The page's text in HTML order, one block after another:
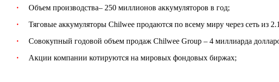
·
Объем производства– 250 миллионов аккумуляторов в год;
·
Тяговые аккумуляторы Chilwee продаются по всему миру через сеть из
·
Совокупный годовой объем продаж Chilwee Group – 4 миллиарда
·
Акции компании котируются на мировых фондовых биржах;